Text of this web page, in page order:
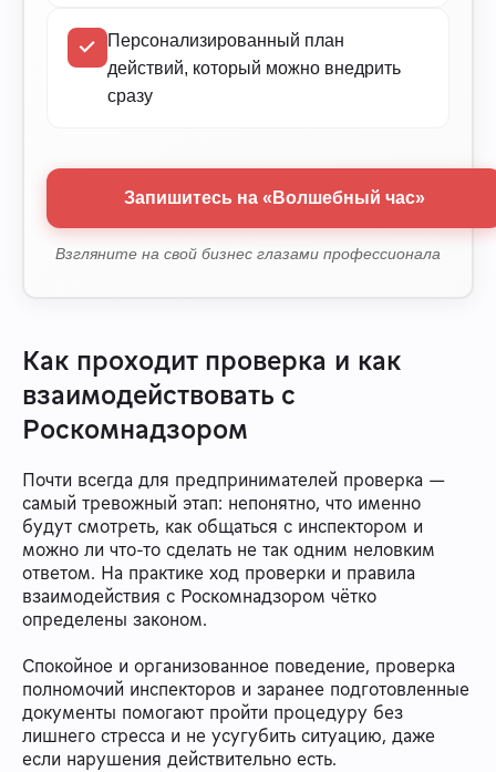
Персонализированный план
действий, который можно внедрить
сразу
Запишитесь на «Волшебный час»
Взгляните на свой бизнес глазами профессионала
Как проходит проверка и как
взаимодействовать с
Роскомнадзором
Почти всегда для предпринимателей проверка —
самый тревожный этап: непонятно, что именно
будут смотреть, как общаться с инспектором и
можно ли что-то сделать не так одним неловким
ответом. На практике ход проверки и правила
взаимодействия с Роскомнадзором чётко
определены законом.
Спокойное и организованное поведение, проверка
полномочий инспекторов и заранее подготовленные
документы помогают пройти процедуру без
лишнего стресса и не усугубить ситуацию, даже
если нарушения действительно есть.